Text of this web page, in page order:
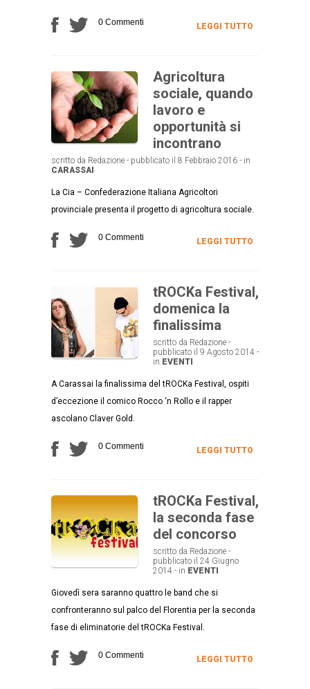
0 Commenti LEGGI TUTTO
Agricoltura
sociale, quando
lavoro e
opportunità si
incontrano
scritto da Redazione - pubblicato il 8 Febbraio 2016 - in
CARASSAI
La Cia – Confederazione Italiana Agricoltori
provinciale presenta il progetto di agricoltura sociale.
0 Commenti LEGGI TUTTO
tROCKa Festival,
domenica la
finalissima
scritto da Redazione -
pubblicato il 9 Agosto 2014 -
in EVENTI
A Carassai la finalissima del tROCKa Festival, ospiti
d’eccezione il comico Rocco ‘n Rollo e il rapper
ascolano Claver Gold.
0 Commenti LEGGI TUTTO
tROCKa Festival,
la seconda fase
del concorso
scritto da Redazione -
pubblicato il 24 Giugno
2014 - in EVENTI
Giovedì sera saranno quattro le band che si
confronteranno sul palco del Florentia per la seconda
fase di eliminatorie del tROCKa Festival.
0 Commenti LEGGI TUTTO